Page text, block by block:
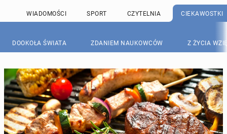
WIADOMOŚCI SPORT CZYTELNIA CIEKAWOSTKI
DOOKOŁA ŚWIATA ZDANIEM NAUKOWCÓW Z ŻYCIA